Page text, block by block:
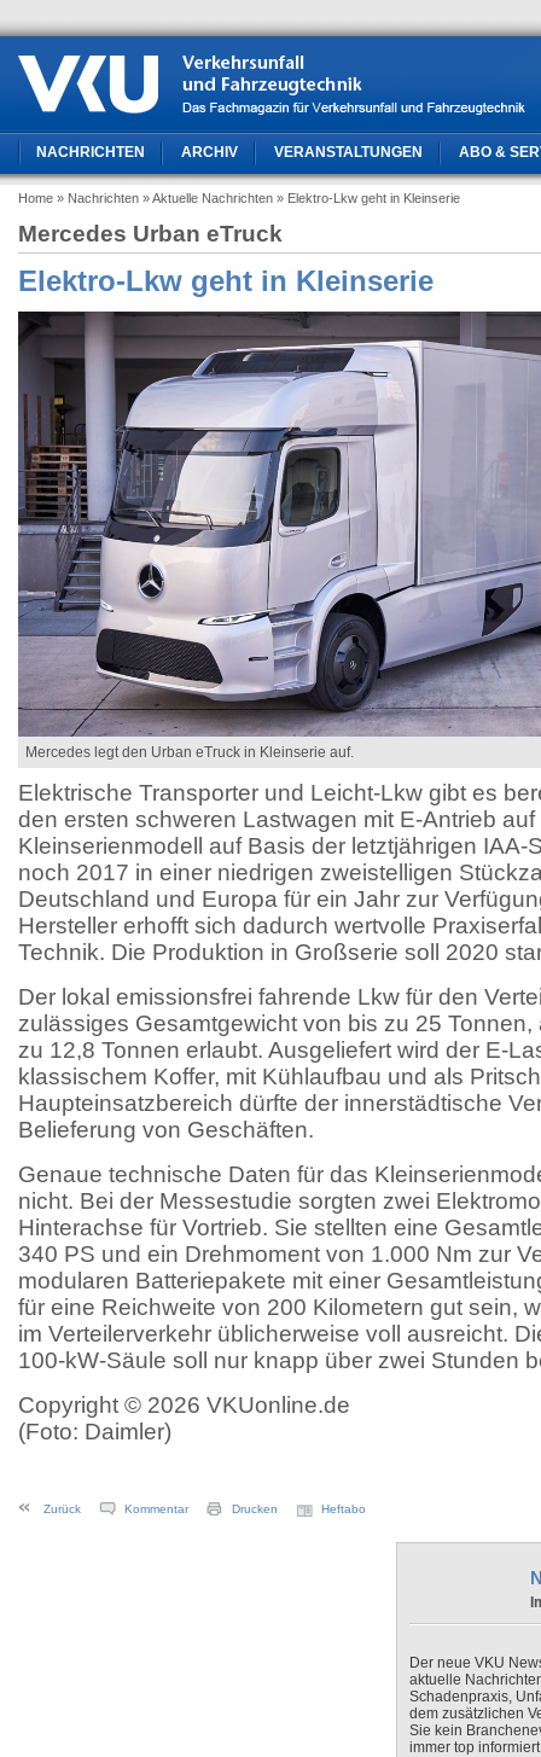
NACHRICHTEN ARCHIV VERANSTALTUNGEN ABO &
Home » Nachrichten » Aktuelle Nachrichten » Elektro-Lkw geht in Kleinserie
Mercedes Urban eTruck
Elektro-Lkw geht in Kleinserie
Mercedes legt den Urban eTruck in Kleinserie auf.
Elektrische Transporter und Leicht-Lkw gibt es
den ersten schweren Lastwagen mit E-Antrieb
Kleinserienmodell auf Basis der letztjährigen IAA-
noch 2017 in einer niedrigen zweistelligen
Deutschland und Europa für ein Jahr zur
Hersteller erhofft sich dadurch wertvolle
Technik. Die Produktion in Großserie soll 2020
Der lokal emissionsfrei fahrende Lkw für den
zulässiges Gesamtgewicht von bis zu 25
zu 12,8 Tonnen erlaubt. Ausgeliefert wird der E-
klassischem Koffer, mit Kühlaufbau und als
Haupteinsatzbereich dürfte der innerstädtische
Belieferung von Geschäften.
Genaue technische Daten für das
nicht. Bei der Messestudie sorgten zwei
Hinterachse für Vortrieb. Sie stellten eine
340 PS und ein Drehmoment von 1.000 Nm zur
modularen Batteriepakete mit einer
für eine Reichweite von 200 Kilometern gut sein,
im Verteilerverkehr üblicherweise voll ausreicht.
100-kW-Säule soll nur knapp über zwei Stunden
Copyright © 2026 VKUonline.de
(Foto: Daimler)
Zurück Kommentar Drucken Heftabo
Der neue VKU
aktuelle
Schadenpraxis,
dem zusätzlichen
Sie kein
immer top